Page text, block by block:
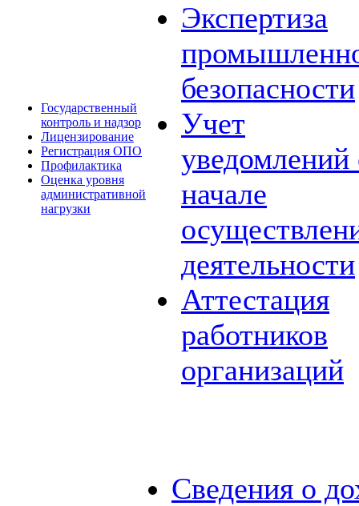
Государственный
контроль и надзор
Лицензирование
Регистрация ОПО
Профилактика
Оценка уровня
административной
нагрузки
Экспертиза
безопасности
Учет
уведомлений
начале
деятельности
Аттестация
работников
организаций
Сведения о